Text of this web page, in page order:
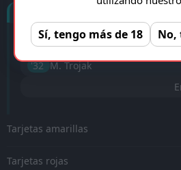
'17 ︎ Lee Dong-Gyeong
'32 ︎ M. Trojak
Tarjetas amarillas
Tarjetas rojas
Sí, tengo más de 18 No,